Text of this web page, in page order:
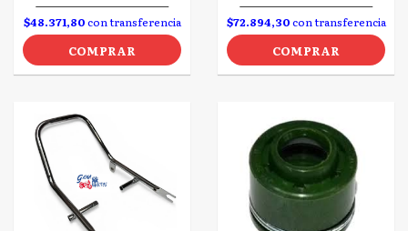
$48.371,80con transferencia
COMPRAR
$72.894,30con transferencia
COMPRAR